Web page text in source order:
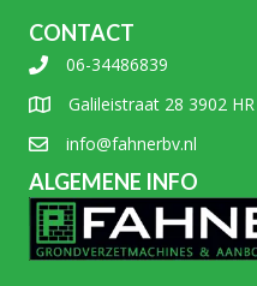
CONTACT
06-34486839
Galileistraat 28 3902
info@fahnerbv.nl
ALGEMENE INFO